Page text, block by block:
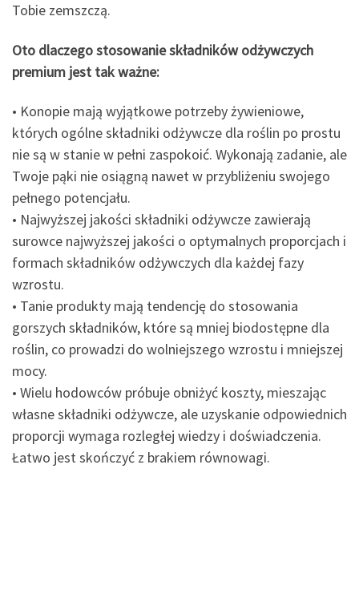
Tobie zemszczą.
Oto dlaczego stosowanie składników odżywczych
premium jest tak ważne:
• Konopie mają wyjątkowe potrzeby żywieniowe,
których ogólne składniki odżywcze dla roślin po prostu
nie są w stanie w pełni zaspokoić. Wykonają zadanie, ale
Twoje pąki nie osiągną nawet w przybliżeniu swojego
pełnego potencjału.
• Najwyższej jakości składniki odżywcze zawierają
surowce najwyższej jakości o optymalnych proporcjach i
formach składników odżywczych dla każdej fazy
wzrostu.
• Tanie produkty mają tendencję do stosowania
gorszych składników, które są mniej biodostępne dla
roślin, co prowadzi do wolniejszego wzrostu i mniejszej
mocy.
• Wielu hodowców próbuje obniżyć koszty, mieszając
własne składniki odżywcze, ale uzyskanie odpowiednich
proporcji wymaga rozległej wiedzy i doświadczenia.
Łatwo jest skończyć z brakiem równowagi.